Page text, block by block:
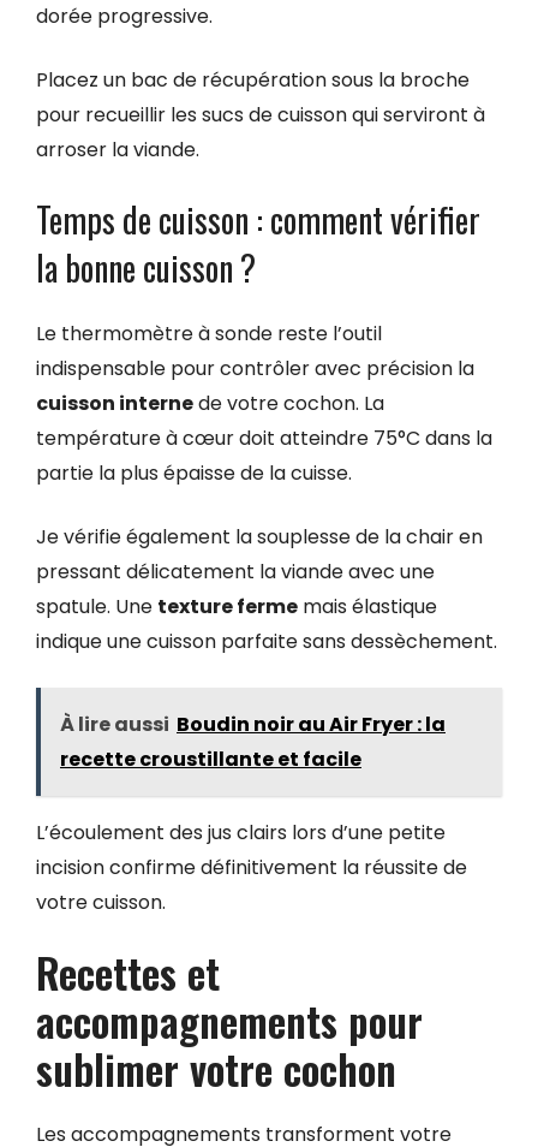
dorée progressive.
Placez un bac de récupération sous la broche
pour recueillir les sucs de cuisson qui serviront à
arroser la viande.
Temps de cuisson : comment vérifier
la bonne cuisson ?
Le thermomètre à sonde reste l’outil
indispensable pour contrôler avec précision la
cuisson internede votre cochon. La
température à cœur doit atteindre 75°C dans la
partie la plus épaisse de la cuisse.
Je vérifie également la souplesse de la chair en
pressant délicatement la viande avec une
spatule. Une texture ferme mais élastique
indique une cuisson parfaite sans dessèchement.
À lire aussi Boudin noir au Air Fryer : la
recette croustillante et facile
L’écoulement des jus clairs lors d’une petite
incision confirme définitivement la réussite de
votre cuisson.
Recettes et
accompagnements pour
sublimer votre cochon
Les accompagnements transforment votre